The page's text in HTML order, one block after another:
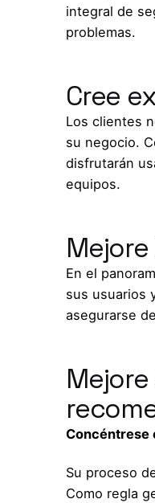
integral de
problemas.
Cree
Los clientes
su negocio.
disfrutarán
equipos.
En el
sus usuarios
asegurarse
Concéntrese
Su proceso
Como regla